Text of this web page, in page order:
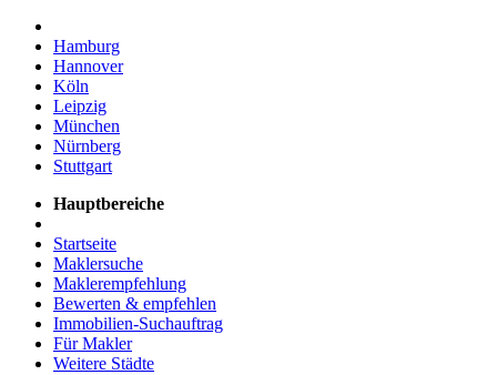
Hamburg
Hannover
Köln
Leipzig
München
Nürnberg
Stuttgart
Hauptbereiche
Startseite
Maklersuche
Maklerempfehlung
Bewerten & empfehlen
Immobilien-Suchauftrag
Für Makler
Weitere Städte